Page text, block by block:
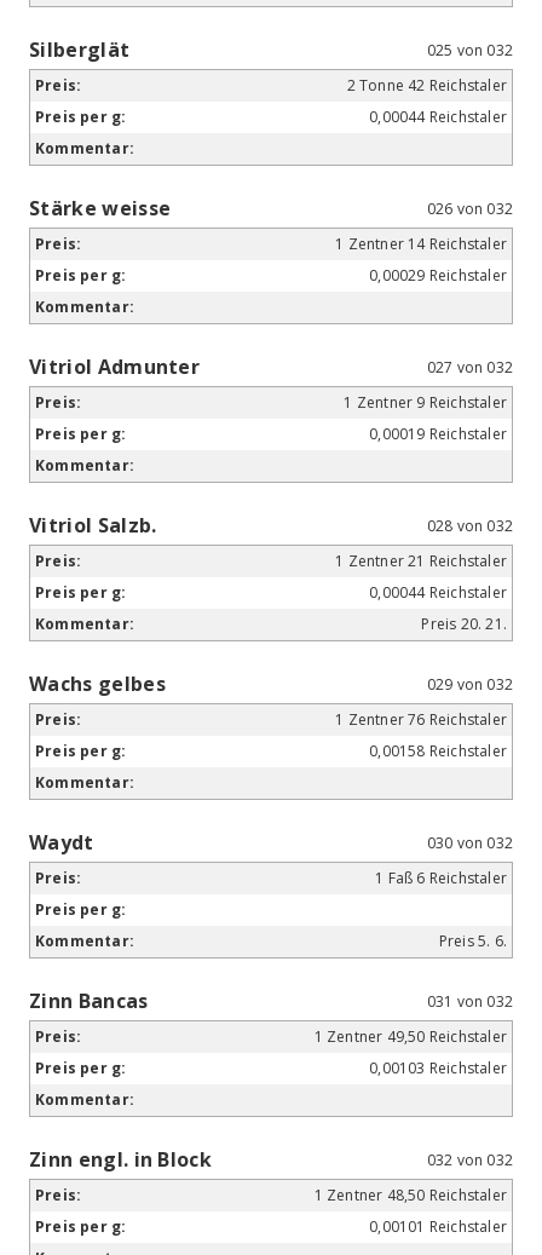
Silberglät
025 von 032
2 Tonne 42 Reichstaler
0,00044 Reichstaler
Stärke weisse
026 von 032
1 Zentner 14 Reichstaler
0,00029 Reichstaler
Vitriol Admunter
027 von 032
1 Zentner 9 Reichstaler
0,00019 Reichstaler
Vitriol Salzb.
028 von 032
1 Zentner 21 Reichstaler
0,00044 Reichstaler
Preis 20. 21.
Wachs gelbes
029 von 032
1 Zentner 76 Reichstaler
0,00158 Reichstaler
Waydt
030 von 032
1 Faß 6 Reichstaler
Preis 5. 6.
Zinn Bancas
031 von 032
1 Zentner 49,50 Reichstaler
0,00103 Reichstaler
Zinn engl. in Block
032 von 032
1 Zentner 48,50 Reichstaler
0,00101 Reichstaler